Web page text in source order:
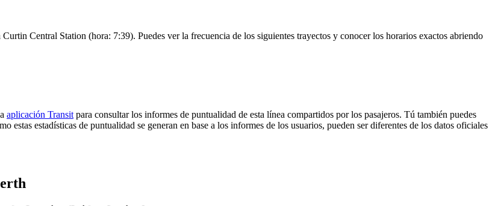
Central Station (hora: 7:39). Puedes ver la frecuencia de los siguientes trayectos y conocer los horarios exactos abriendo
aplicación Transit para consultar los informes de puntualidad de esta línea compartidos por los pasajeros. Tú también puedes
estadísticas de puntualidad se generan en base a los informes de los usuarios, pueden ser diferentes de los datos oficiales